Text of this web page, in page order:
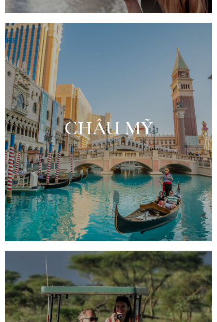
CHÂU MỸ